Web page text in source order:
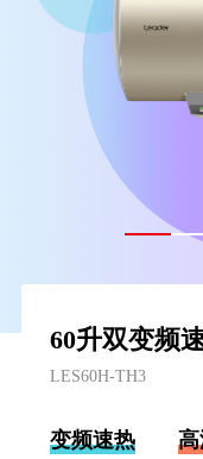
60升双变频
LES60H-TH3
变频速热